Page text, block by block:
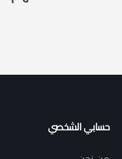
حسابي الشخصي